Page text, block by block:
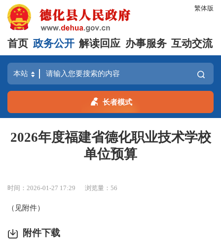
繁体版
首页 政务公开 解读回应 办事服务 互动交流
长者模式
2026年度福建省德化职业技术学校
单位预算
时间：2026-01-27 17:29 浏览量：56
（见附件）
附件下载